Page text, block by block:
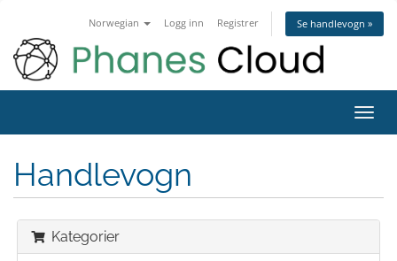
Norwegian Logg inn Registrer Se handlevogn »
Bytt
Handlevogn
Kategorier